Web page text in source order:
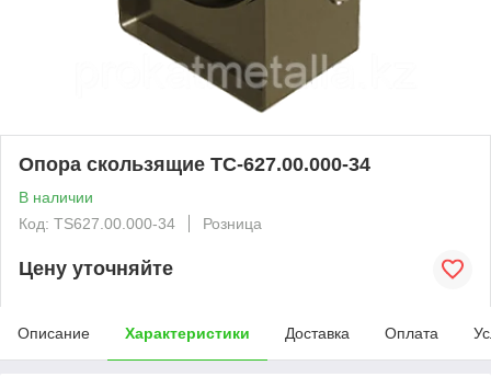
Опора скользящие ТС-627.00.000-34
В наличии
Код: TS627.00.000-34
Розница
Цену уточняйте
Описание Характеристики Доставка Оплата